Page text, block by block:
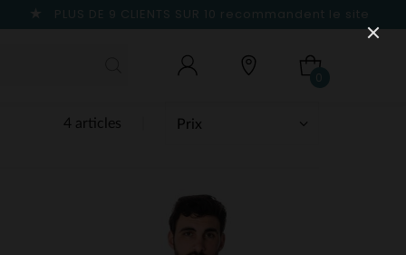
PLUS DE 9 CLIENTS SUR 10 recommandent le site
0
4 articles